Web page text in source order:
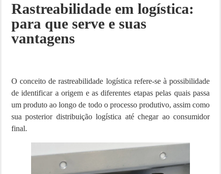
Rastreabilidade em logística:
para que serve e suas
vantagens
O conceito de rastreabilidade logística refere-se à possibilidade
de identificar a origem e as diferentes etapas pelas quais passa
um produto ao longo de todo o processo produtivo, assim como
sua posterior distribuição logística até chegar ao consumidor
final.